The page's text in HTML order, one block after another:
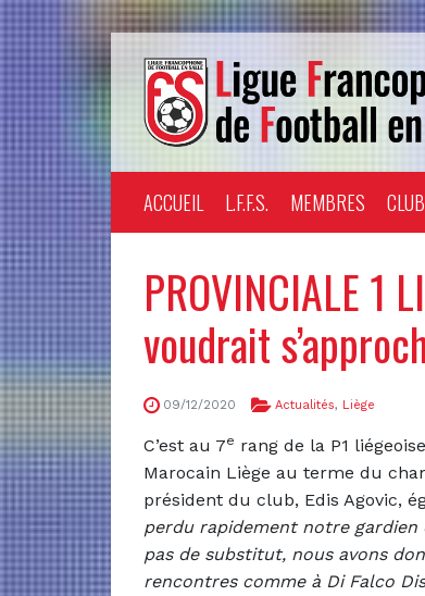
ACCUEIL L.F.F.S. MEMBRES
PROVINCIALE 1
voudrait
09/12/2020 Actualités, Liège
C’est au 7e rang de la P1
Marocain Liège au terme du
président du club, Edis Agovic,
perdu rapidement notre gardien
pas de substitut, nous avons
rencontres comme à Di Falco